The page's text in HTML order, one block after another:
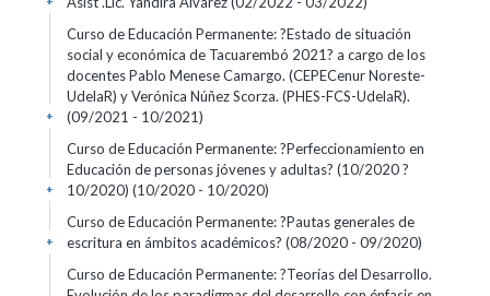
Curso de Educación Permanente: ?Estado de situación
social y económica de Tacuarembó 2021? a cargo de los
docentes Pablo Menese Camargo. (CEPECenur Noreste-
UdelaR) y Verónica Núñez Scorza. (PHES-FCS-UdelaR).
(09/2021 - 10/2021)
+
Curso de Educación Permanente: ?Perfeccionamiento en
Educación de personas jóvenes y adultas? (10/2020 ?
10/2020) (10/2020 - 10/2020)
+
Curso de Educación Permanente: ?Pautas generales de
escritura en ámbitos académicos? (08/2020 - 09/2020)
+
Curso de Educación Permanente: ?Teorías del Desarrollo.